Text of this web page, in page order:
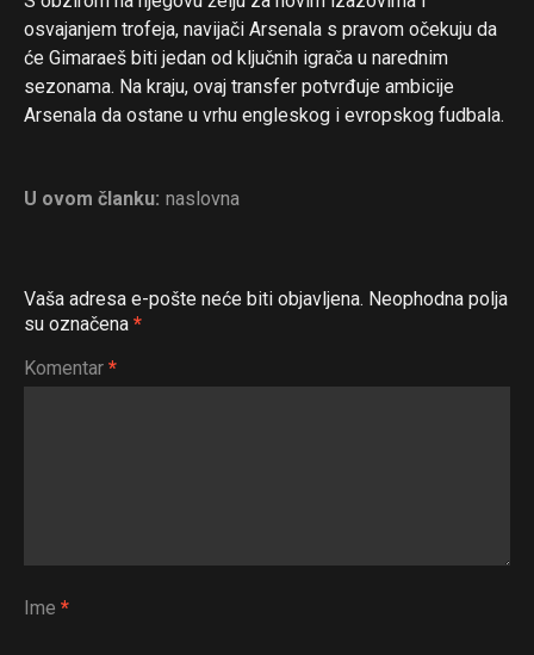
osvajanjem trofeja, navijači Arsenala s pravom očekuju da
će Gimaraeš biti jedan od ključnih igrača u narednim
sezonama. Na kraju, ovaj transfer potvrđuje ambicije
Arsenala da ostane u vrhu engleskog i evropskog fudbala.
U ovom članku: naslovna
Vaša adresa e-pošte neće biti objavljena. Neophodna polja
su označena *
Komentar *
Ime *